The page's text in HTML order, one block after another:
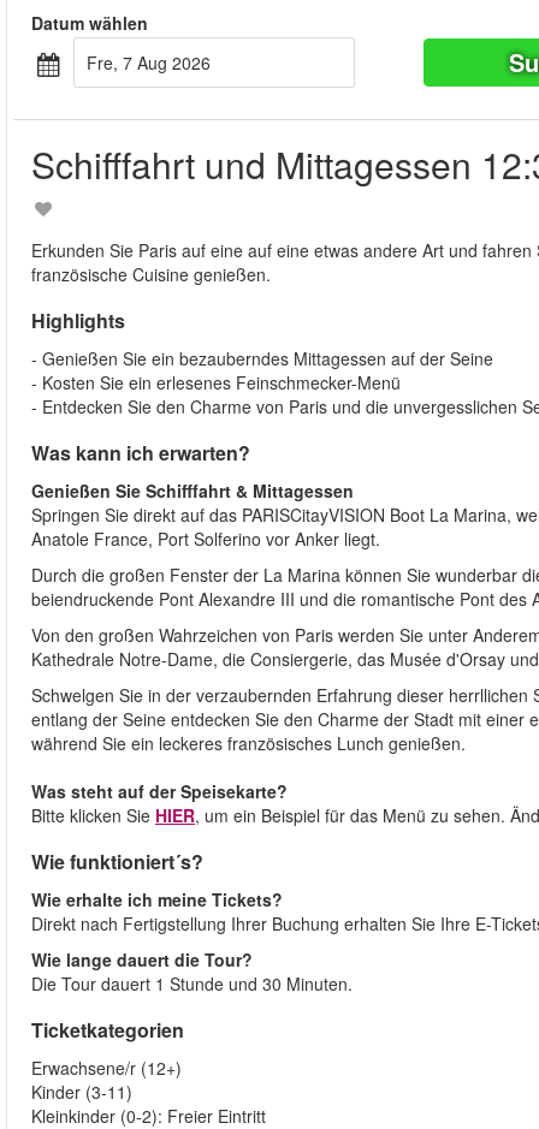
Datum wählen
Fre, 7 Aug 2026
Schifffahrt und Mittagessen
Erkunden Sie Paris auf eine auf eine etwas andere Art und
französische Cuisine genießen.
Highlights
- Genießen Sie ein bezauberndes Mittagessen auf der Seine
- Kosten Sie ein erlesenes Feinschmecker-Menü
- Entdecken Sie den Charme von Paris und die unvergesslichen
Was kann ich erwarten?
Genießen Sie Schifffahrt & Mittagessen
Springen Sie direkt auf das PARISCitayVISION Boot La Marina,
Anatole France, Port Solferino vor Anker liegt.
Durch die großen Fenster der La Marina können Sie wunderbar
beiendruckende Pont Alexandre III und die romantische Pont des
Von den großen Wahrzeichen von Paris werden Sie unter
Kathedrale Notre-Dame, die Consiergerie, das Musée d'Orsay
Schwelgen Sie in der verzaubernden Erfahrung dieser
entlang der Seine entdecken Sie den Charme der Stadt mit
während Sie ein leckeres französisches Lunch genießen.
Was steht auf der Speisekarte?
Bitte klicken Sie HIER, um ein Beispiel für das Menü zu sehen.
Wie funktioniert´s?
Wie erhalte ich meine Tickets?
Direkt nach Fertigstellung Ihrer Buchung erhalten Sie Ihre E-
Wie lange dauert die Tour?
Die Tour dauert 1 Stunde und 30 Minuten.
Ticketkategorien
Erwachsene/r (12+)
Kinder (3-11)
Kleinkinder (0-2): Freier Eintritt